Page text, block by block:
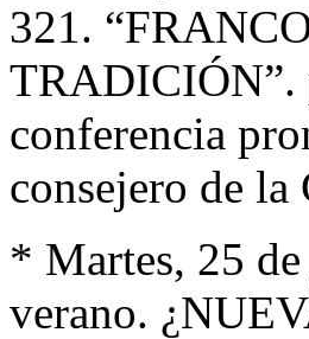
321.
TRADICIÓN”.
conferencia
consejero de
* Martes, 25
verano.